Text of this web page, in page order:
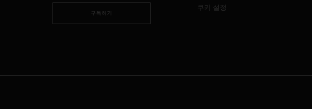
구독하기
쿠키 설정